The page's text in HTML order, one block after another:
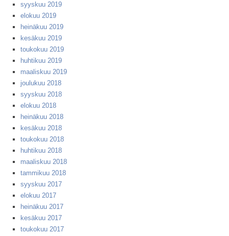
syyskuu 2019
elokuu 2019
heinäkuu 2019
kesäkuu 2019
toukokuu 2019
huhtikuu 2019
maaliskuu 2019
joulukuu 2018
syyskuu 2018
elokuu 2018
heinäkuu 2018
kesäkuu 2018
toukokuu 2018
huhtikuu 2018
maaliskuu 2018
tammikuu 2018
syyskuu 2017
elokuu 2017
heinäkuu 2017
kesäkuu 2017
toukokuu 2017